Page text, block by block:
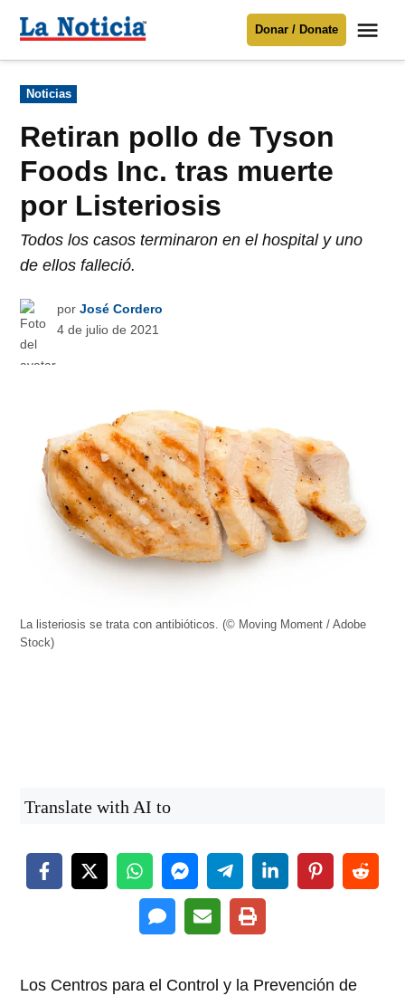
Para mantenerte informado necesitamos
Donar
contenido
Noticia
Donar / Donate
Publicado
en
Noticias
Retiran pollo de Tyson
Foods Inc. tras muerte
por Listeriosis
Todos los casos terminaron en el hospital y uno
de ellos falleció.
por José Cordero
4 de julio de 2021
La listeriosis se trata con antibióticos. (© Moving Moment / Adobe
Stock)
Translate with AI to
Los Centros para el Control y la Prevención de